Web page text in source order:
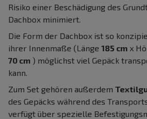
Risiko einer Beschädigung des
Dachbox minimiert.
Die Form der Dachbox ist so
ihrer Innenmaße (Länge 185 cm x
70 cm ) möglichst viel Gepäck
kann.
Zum Set gehören außerdem
des Gepäcks während des
verfügt über spezielle